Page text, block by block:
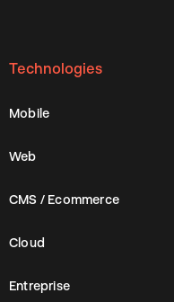
Technologies
Mobile
Web
CMS / Ecommerce
Cloud
Entreprise